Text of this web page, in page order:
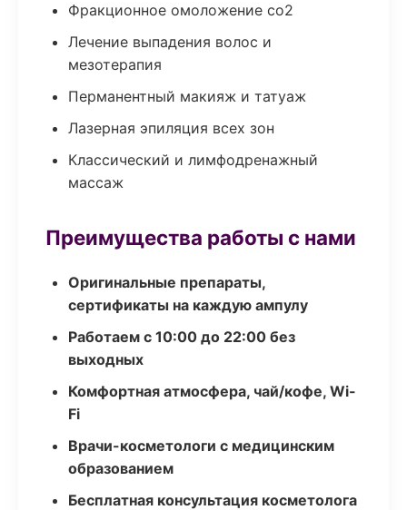
Фракционное омоложение co2
Лечение выпадения волос и
мезотерапия
Перманентный макияж и татуаж
Лазерная эпиляция всех зон
Классический и лимфодренажный
массаж
Преимущества работы с нами
Оригинальные препараты,
сертификаты на каждую ампулу
Работаем с 10:00 до 22:00 без
выходных
Комфортная атмосфера, чай/кофе, Wi-
Fi
Врачи-косметологи с медицинским
образованием
Бесплатная консультация косметолога